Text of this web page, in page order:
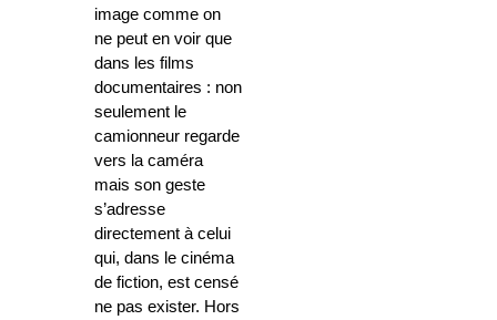
image comme on
ne peut en voir que
dans les films
documentaires : non
seulement le
camionneur regarde
vers la caméra
mais son geste
s’adresse
directement à celui
qui, dans le cinéma
de fiction, est censé
ne pas exister. Hors